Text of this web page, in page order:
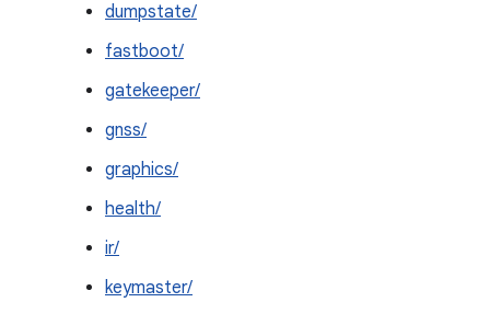
dumpstate/
fastboot/
gatekeeper/
gnss/
graphics/
health/
ir/
keymaster/